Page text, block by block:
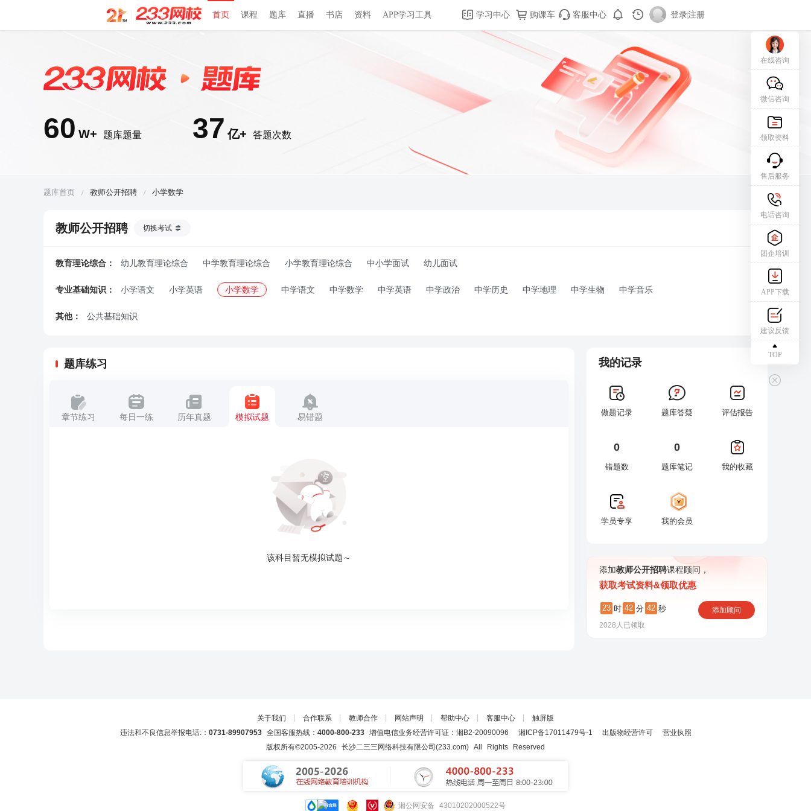
首页 课程 题库 直播 书店 资料 APP学习工具 学习中心 购课车 客服中心 登录|注册
60 W+ 题库题量 37 亿+ 答题次数
题库首页 教师公开招聘 小学数学
教师公开招聘 切换考试
教育理论综合： 幼儿教育理论综合 中学教育理论综合 小学教育理论综合 中小学面试 幼儿面试
专业基础知识： 小学语文 小学英语 小学数学 中学语文 中学数学 中学英语 中学政治 中学历史 中学地理 中学生物 中学音乐
其他： 公共基础知识
题库练习
章节练习 每日一练 历年真题 模拟试题 易错题
该科目暂无模拟试题～
我的记录
做题记录 题库答疑 评估报告
0
错题数
0
题库笔记 我的收藏
学员专享 我的会员
添加教师公开招聘课程顾问，
获取考试资料&领取优惠
23 时 42 分 42 秒
2028 人已领取
添加顾问
关于我们 ┊ 合作联系 ┊ 教师合作 ┊ 网站声明 ┊ 帮助中心 ┊ 客服中心 ┊ 触屏版
违法和不良信息举报电话:： 0731-89907953全国客服热线： 4000-800-233增值电信业务经营许可证：湘B2-20090096 湘ICP备17011479号-1 出版物经营许可
营业执照
版权所有©2005-2026 长沙二三三网络科技有限公司(233.com) All Rights Reserved
湘公网安备 43010202000522号
在线咨询
微信咨询
领取资料
售后服务
电话咨询
团企培训
APP下载
建议反馈
TOP